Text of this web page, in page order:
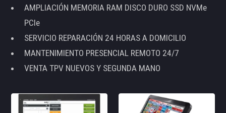
AMPLIACIÓN MEMORIA RAM DISCO DURO SSD NVMe
PCIe
SERVICIO REPARACIÓN 24 HORAS A DOMICILIO
MANTENIMIENTO PRESENCIAL REMOTO 24/7
VENTA TPV NUEVOS Y SEGUNDA MANO